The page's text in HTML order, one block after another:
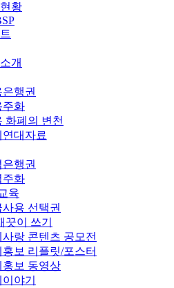
황
개
은행권
주화
화폐의 변천
연대자료
은행권
주화
육
사용 선택권
끗이 쓰기
사랑 콘텐츠 공모전
홍보 리플릿/포스터
홍보 동영상
야기